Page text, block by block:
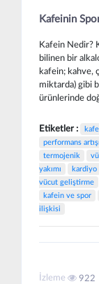
Kafeinin
Kafein Nedir?
bilinen bir
kafein; kahve,
miktarda) gibi
ürünlerinde
Etiketler :
performans artışı
termojenik
yakımı
kardiyo
vücut geliştirme
kafein ve spor
ilişkisi
İzleme 922